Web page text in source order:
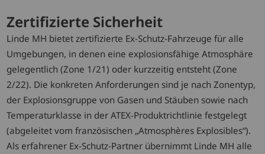
Zertifizierte Sicherheit
Linde MH bietet zertifizierte Ex-Schutz-Fahrzeuge für alle
Umgebungen, in denen eine explosionsfähige Atmosphäre
gelegentlich (Zone 1/21) oder kurzzeitig entsteht (Zone
2/22). Die konkreten Anforderungen sind je nach Zonentyp,
der Explosionsgruppe von Gasen und Stäuben sowie nach
Temperaturklasse in der ATEX-Produktrichtlinie festgelegt
(abgeleitet vom französischen „Atmosphères Explosibles“).
Als erfahrener Ex-Schutz-Partner übernimmt Linde MH alle